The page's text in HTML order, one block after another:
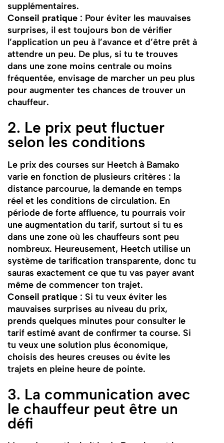
supplémentaires.
Conseil pratique : Pour éviter les mauvaises
surprises, il est toujours bon de vérifier
l’application un peu à l’avance et d’être prêt à
attendre un peu. De plus, si tu te trouves
dans une zone moins centrale ou moins
fréquentée, envisage de marcher un peu plus
pour augmenter tes chances de trouver un
chauffeur.
2. Le prix peut fluctuer
selon les conditions
Le prix des courses sur Heetch à Bamako
varie en fonction de plusieurs critères : la
distance parcourue, la demande en temps
réel et les conditions de circulation. En
période de forte affluence, tu pourrais voir
une augmentation du tarif, surtout si tu es
dans une zone où les chauffeurs sont peu
nombreux. Heureusement, Heetch utilise un
système de tarification transparente, donc tu
sauras exactement ce que tu vas payer avant
même de commencer ton trajet.
Conseil pratique: Si tu veux éviter les
mauvaises surprises au niveau du prix,
prends quelques minutes pour consulter le
tarif estimé avant de confirmer ta course. Si
tu veux une solution plus économique,
choisis des heures creuses ou évite les
trajets en pleine heure de pointe.
3. La communication avec
le chauffeur peut être un
défi